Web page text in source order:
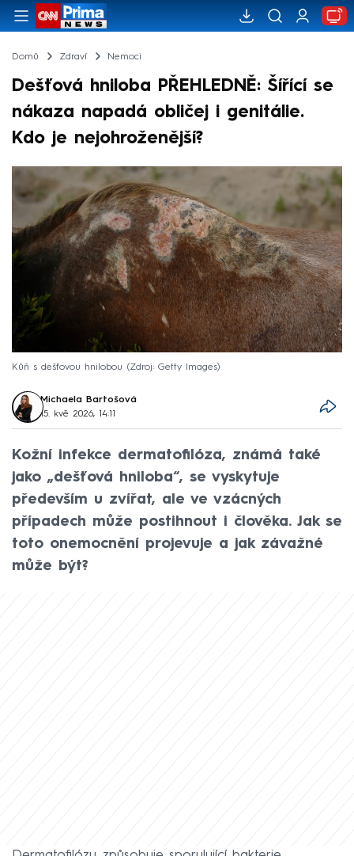
Domů Zdraví Nemoci
Dešťová hniloba PŘEHLEDNĚ: Šířící se
nákaza napadá obličej i genitálie.
Kdo je nejohroženější?
Kůň s dešťovou hnilobou Zdroj: Getty Images
Michaela Bartošová
15. kvě 2026, 14:11
Kožní infekce dermatofilóza, známá také
jako „dešťová hniloba“, se vyskytuje
především u zvířat, ale ve vzácných
případech může postihnout i člověka. Jak se
toto onemocnění projevuje a jak závažné
může být?